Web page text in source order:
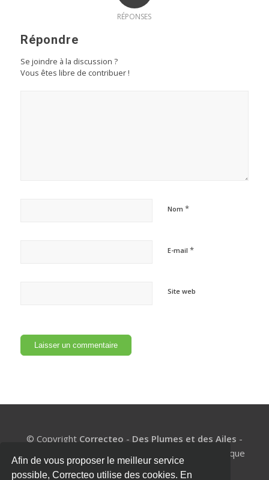
Afin de vous proposer le meilleur service
possible, Correcteo utilise des cookies. En
RÉPONSES
Répondre
Se joindre à la discussion ?
Vous êtes libre de contribuer !
Nom *
E-mail *
Site web
© Copyright Correcteo - Des Plumes et des Ailes -
BE1002.977.327 - Un coach de mémoire pour chaque
étudiant